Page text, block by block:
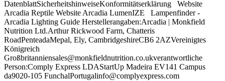
DatenblattSicherheitshinweiseKonformitätserklärung Website
Arcadia Reptile Website Arcadia LumenIZE Lampenfinder -
Arcadia Lighting Guide Herstellerangaben:Arcadia | Monkfield
Nutrition Ltd.Arthur Rickwood Farm, Chatteris
RoadPenteadaMepal, Ely, CambridgeshireCB6 2AZVereinigtes
Königreich
Großbritanniensales@monkfieldnutrition.co.ukverantwortliche
Person:Comply Express LDAStartUp Madeira EV141 Campus
da9020-105 FunchalPortugalinfo@complyexpress.com